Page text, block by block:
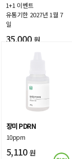
1+1 이벤트
유통기한 2027년 1월 7
일
35,000 원
장미 PDRN
10ppm
5,110 원